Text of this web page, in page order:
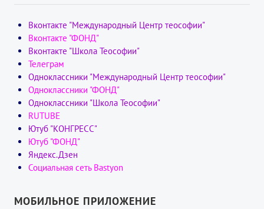
Вконтакте "Международный Центр теософии"
Вконтакте "ФОНД"
Вконтакте "Школа Теософии"
Телеграм
Одноклассники "Международный Центр теософии"
Одноклассники "ФОНД"
Одноклассники "Школа Теософии"
RUTUBE
Ютуб "КОНГРЕСС"
Ютуб "ФОНД"
Яндекс.Дзен
Социальная сеть Bastyon
МОБИЛЬНОЕ ПРИЛОЖЕНИЕ